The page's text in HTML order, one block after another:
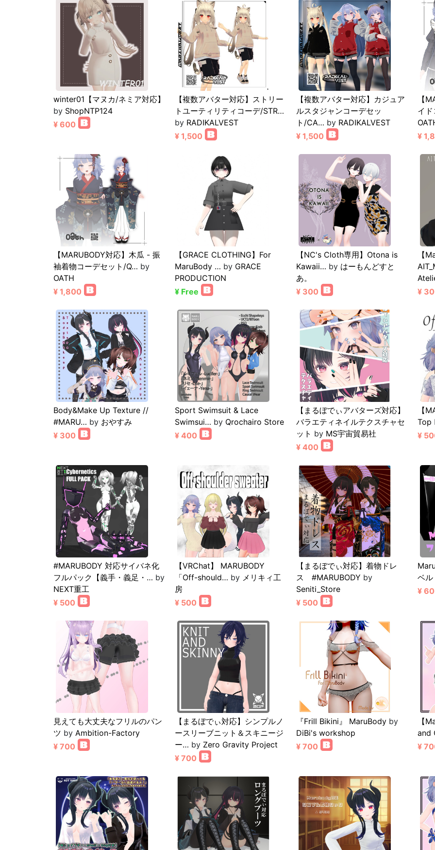
winter01【マヌカ/ネミア対応】
by ShopNTP124
¥ 600
【複数アバター対応】ストリー
トユーティリティコーデ/STR…
by RADIKALVEST
¥ 1,500
【複数アバター対応】カジュア
ルスタジャンコーデセッ
ト/CA… by RADIKALVEST
¥ 1,500
【
イ
¥
【MARUBODY対応】木瓜 - 振
袖着物コーデセット/Q… by
OATH
¥ 1,800
【GRACE CLOTHING】For
MaruBody … by GRACE
PRODUCTION
¥ Free
【NC's Cloth専用】Otona is
Kawaii… by はーもんどすと
あ。
¥ 300
【
¥
Body&Make Up Texture //
#MARU… by おやすみ
¥ 300
Sport Swimsuit & Lace
Swimsui… by Qrochairo Store
¥ 400
【まるぼでぃアバターズ対応】
バラエティネイルテクスチャセ
ット by MS宇宙貿易社
¥ 400
【
Top
¥
#MARUBODY 対応サイバネ化
フルパック【義手・義足・… by
NEXT重工
¥ 500
【VRChat】 MARUBODY
「Off-should… by メリキィ工
房
¥ 500
【まるぼでぃ対応】着物ドレ
ス #MARUBODY by
Seniti_Store
¥ 500
ベル
¥
見えても大丈夫なフリルのパン
ツ by Ambition-Factory
¥ 700
【まるぼでぃ対応】シンプルノ
ースリーブニット＆スキニージ
ー… by Zero Gravity Project
¥ 700
『Frill Bikini』 MaruBody by
DiBi's workshop
¥ 700
【
and
¥